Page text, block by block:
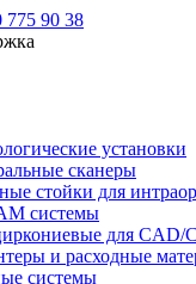
775 90 38
установки
сканеры
стойки для
системы
для CAD/
и расходные
системы